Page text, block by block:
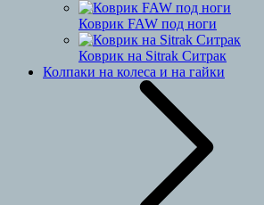
Коврик FAW под ноги
Коврик на Sitrak Ситрак
Колпаки на колеса и на гайки